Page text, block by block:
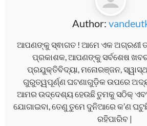
Author:
ଆପଣଙ୍କୁ ସ୍ଵାଗତ ! ଆମେ ଏକ ଅଗ୍ରଣୀ
ପ୍ରକାଶକ, ଆପଣଙ୍କୁ ସର୍ବଶେଷ ଖବର,
ପ୍ରଯୁକ୍ତିବିଦ୍ୟା, ମନୋରଞ୍ଜନ,
ଗୁରୁତ୍ୱପୂର୍ଣ୍ଣ ଘଟଣାଗୁଡ଼ିକ ଉପରେ
ଆମର ଉଦ୍ଦେଶ୍ୟ ହେଉଛି ତୁମକୁ ସଠିକ୍
ଯୋଗାଇବା, ତେଣୁ ତୁମେ ଦୁନିଆରେ କ’ଣ
ରହିପାରିବ |